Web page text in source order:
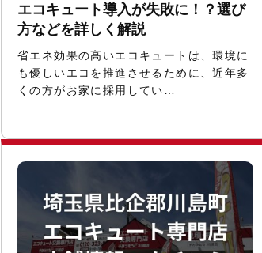
エコキュート導入が失敗に！？選び
方などを詳しく解説
省エネ効果の高いエコキュートは、環境に
も優しいエコを推進させるために、近年多
くの方がお家に採用してい…